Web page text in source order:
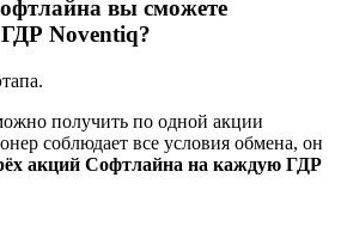
вы сможете
Noventiq?
получить по одной акции
соблюдает все условия обмена, он
акций Софтлайна на каждую ГДР